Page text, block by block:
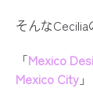
「京都丹後
そんな
「Mexico
Mexico City